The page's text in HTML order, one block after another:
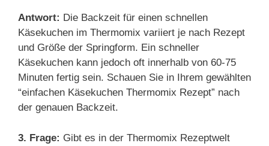
Antwort: Die Backzeit für einen schnellen
Käsekuchen im Thermomix variiert je nach Rezept
und Größe der Springform. Ein schneller
Käsekuchen kann jedoch oft innerhalb von 60-75
Minuten fertig sein. Schauen Sie in Ihrem gewählten
“einfachen Käsekuchen Thermomix Rezept” nach
der genauen Backzeit.
3. Frage: Gibt es in der Thermomix Rezeptwelt